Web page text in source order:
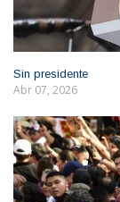
Sin presidente
Abr 07, 2026